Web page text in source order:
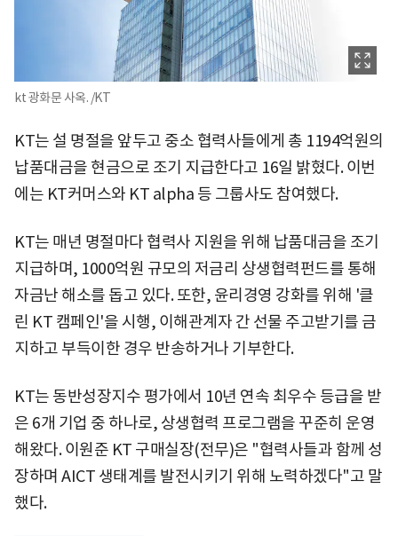
kt 광화문 사옥. /KT
KT는 설 명절을 앞두고 중소 협력사들에게 총 1194억원의
납품대금을 현금으로 조기 지급한다고 16일 밝혔다. 이번
에는 KT커머스와 KT alpha 등 그룹사도 참여했다.
KT는 매년 명절마다 협력사 지원을 위해 납품대금을 조기
지급하며, 1000억원 규모의 저금리 상생협력펀드를 통해
자금난 해소를 돕고 있다. 또한, 윤리경영 강화를 위해 '클
린 KT 캠페인'을 시행, 이해관계자 간 선물 주고받기를 금
지하고 부득이한 경우 반송하거나 기부한다.
KT는 동반성장지수 평가에서 10년 연속 최우수 등급을 받
은 6개 기업 중 하나로, 상생협력 프로그램을 꾸준히 운영
해왔다. 이원준 KT 구매실장(전무)은 "협력사들과 함께 성
장하며 AICT 생태계를 발전시키기 위해 노력하겠다"고 말
했다.